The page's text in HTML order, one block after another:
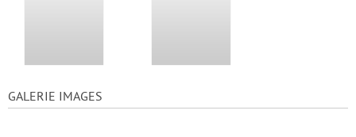
GALERIE IMAGES